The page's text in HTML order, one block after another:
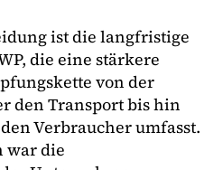
ist die langfristige
die eine stärkere
von der
den Transport bis hin
Verbraucher umfasst.
war die